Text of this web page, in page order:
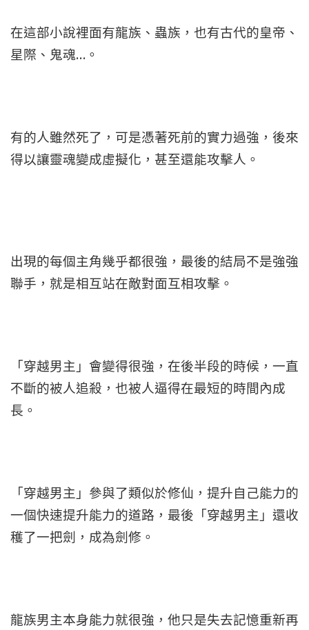
在這部小說裡面有龍族、蟲族，也有古代的皇帝、
星際、鬼魂…。
有的人雖然死了，可是憑著死前的實力過強，後來
得以讓靈魂變成虛擬化，甚至還能攻擊人。
出現的每個主角幾乎都很強，最後的結局不是強強
聯手，就是相互站在敵對面互相攻擊。
「穿越男主」會變得很強，在後半段的時候，一直
不斷的被人追殺，也被人逼得在最短的時間內成
長。
「穿越男主」參與了類似於修仙，提升自己能力的
一個快速提升能力的道路，最後「穿越男主」還收
穫了一把劍，成為劍修。
龍族男主本身能力就很強，他只是失去記憶重新再